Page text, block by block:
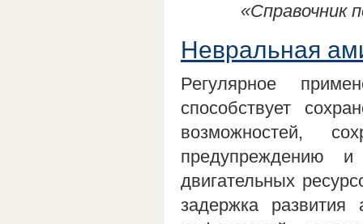
«Справочник
Невральная
Регулярное
способствует
возможностей,
предупреждению
двигательных
задержка